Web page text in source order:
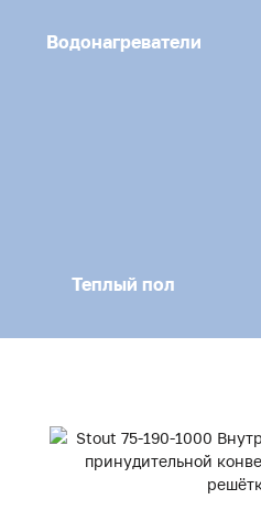
Водонагреватели
Теплый пол